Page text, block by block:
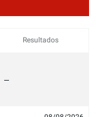
Resultados